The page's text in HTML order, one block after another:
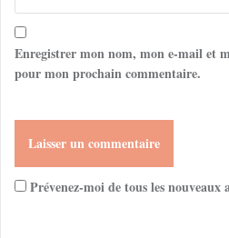
Enregistrer mon nom, mon e-mail et
pour mon prochain commentaire.
Prévenez-moi de tous les